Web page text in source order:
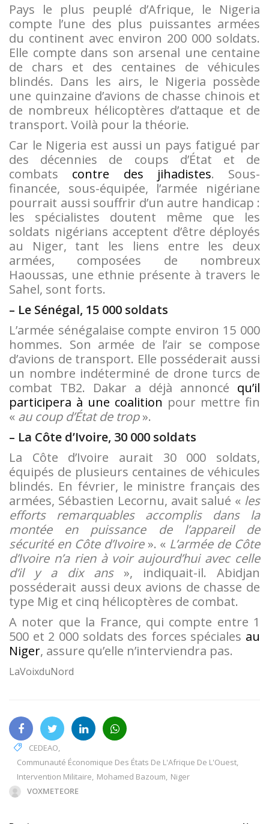
Pays le plus peuplé d’Afrique, le Nigeria
compte l’une des plus puissantes armées
du continent avec environ 200 000 soldats.
Elle compte dans son arsenal une centaine
de chars et des centaines de véhicules
blindés. Dans les airs, le Nigeria possède
une quinzaine d’avions de chasse chinois et
de nombreux hélicoptères d’attaque et de
transport. Voilà pour la théorie.
Car le Nigeria est aussi un pays fatigué par
des décennies de coups d’État et de
combats contre des jihadistes. Sous-
financée, sous-équipée, l’armée nigériane
pourrait aussi souffrir d’un autre handicap :
les spécialistes doutent même que les
soldats nigérians acceptent d’être déployés
au Niger, tant les liens entre les deux
armées, composées de nombreux
Haoussas, une ethnie présente à travers le
Sahel, sont forts.
– Le Sénégal, 15 000 soldats
L’armée sénégalaise compte environ 15 000
hommes. Son armée de l’air se compose
d’avions de transport. Elle posséderait aussi
un nombre indéterminé de drone turcs de
combat TB2. Dakar a déjà annoncé qu’il
participera à une coalition pour mettre fin
« au coup d’État de trop».
– La Côte d’Ivoire, 30 000 soldats
La Côte d’Ivoire aurait 30 000 soldats,
équipés de plusieurs centaines de véhicules
blindés. En février, le ministre français des
armées, Sébastien Lecornu, avait salué « les
efforts remarquables accomplis dans la
montée en puissance de l’appareil de
sécurité en Côte d’Ivoire». « L’armée de Côte
d’Ivoire n’a rien à voir aujourd’hui avec celle
d’il y a dix ans», indiquait-il. Abidjan
posséderait aussi deux avions de chasse de
type Mig et cinq hélicoptères de combat.
A noter que la France, qui compte entre 1
500 et 2 000 soldats des forces spéciales au
Niger, assure qu’elle n’interviendra pas.
LaVoixduNord
CEDEAO,
Communauté Économique Des États De L'Afrique De L'Ouest,
Intervention Militaire, Mohamed Bazoum, Niger
VOXMETEORE